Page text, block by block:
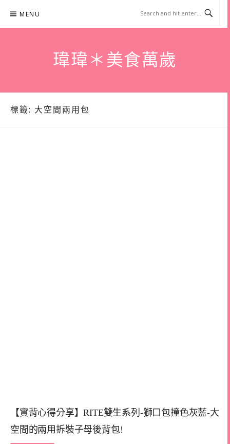
content
MENU
瑋瑋＊美食萬歲
標籤: 大空間兩用包
【實背心得分享】RITE雙生系列-獅口包撞色灰藍-大
空間的兩用拆裝子母後背包!